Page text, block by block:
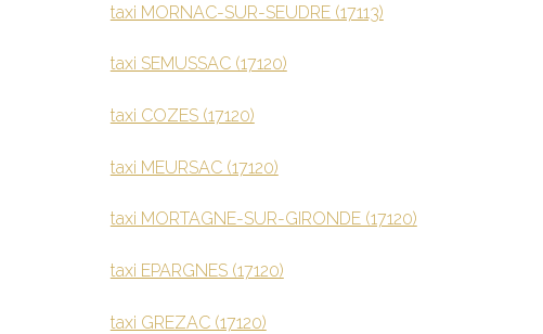
taxi MORNAC-SUR-SEUDRE (17113)
taxi SEMUSSAC (17120)
taxi COZES (17120)
taxi MEURSAC (17120)
taxi MORTAGNE-SUR-GIRONDE (17120)
taxi EPARGNES (17120)
taxi GREZAC (17120)